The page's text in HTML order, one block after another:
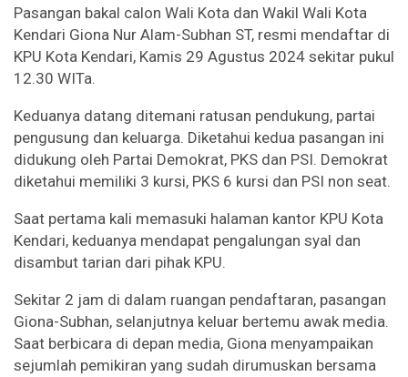
Pasangan bakal calon Wali Kota dan Wakil Wali Kota
Kendari Giona Nur Alam-Subhan ST, resmi mendaftar di
KPU Kota Kendari, Kamis 29 Agustus 2024 sekitar pukul
12.30 WITa.
Keduanya datang ditemani ratusan pendukung, partai
pengusung dan keluarga. Diketahui kedua pasangan ini
didukung oleh Partai Demokrat, PKS dan PSI. Demokrat
diketahui memiliki 3 kursi, PKS 6 kursi dan PSI non seat.
Saat pertama kali memasuki halaman kantor KPU Kota
Kendari, keduanya mendapat pengalungan syal dan
disambut tarian dari pihak KPU.
Sekitar 2 jam di dalam ruangan pendaftaran, pasangan
Giona-Subhan, selanjutnya keluar bertemu awak media.
Saat berbicara di depan media, Giona menyampaikan
sejumlah pemikiran yang sudah dirumuskan bersama